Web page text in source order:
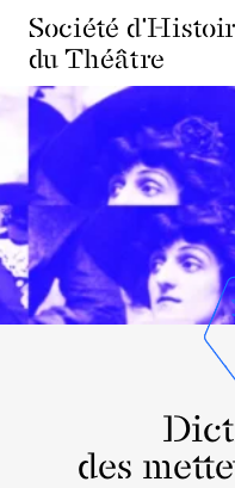
Société
du Théâtre
des